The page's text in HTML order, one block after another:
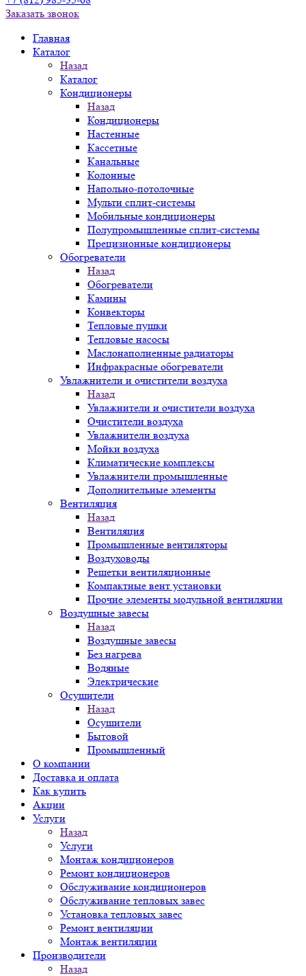
Заказать звонок
Главная
Каталог
Назад
Каталог
Кондиционеры
Назад
Кондиционеры
Настенные
Кассетные
Канальные
Колонные
Напольно-потолочные
Мульти сплит-системы
Мобильные кондиционеры
Полупромышленные сплит-системы
Прецизионные кондиционеры
Обогреватели
Назад
Обогреватели
Камины
Конвекторы
Тепловые пушки
Тепловые насосы
Маслонаполненные радиаторы
Инфракрасные обогреватели
Увлажнители и очистители воздуха
Назад
Увлажнители и очистители воздуха
Очистители воздуха
Увлажнители воздуха
Мойки воздуха
Климатические комплексы
Увлажнители промышленные
Дополнительные элементы
Вентиляция
Назад
Вентиляция
Промышленные вентиляторы
Воздуховоды
Решетки вентиляционные
Компактные вент установки
Прочие элементы модульной вентиляции
Воздушные завесы
Назад
Воздушные завесы
Без нагрева
Водяные
Электрические
Осушители
Назад
Осушители
Бытовой
Промышленный
О компании
Доставка и оплата
Как купить
Акции
Услуги
Назад
Услуги
Монтаж кондиционеров
Ремонт кондиционеров
Обслуживание кондиционеров
Обслуживание тепловых завес
Установка тепловых завес
Ремонт вентиляции
Монтаж вентиляции
Производители
Назад